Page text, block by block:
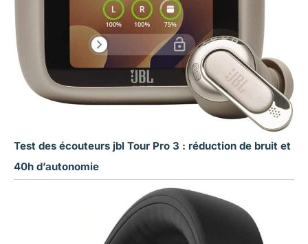
Test des écouteurs jbl Tour Pro 3 : réduction de bruit et
40h d’autonomie